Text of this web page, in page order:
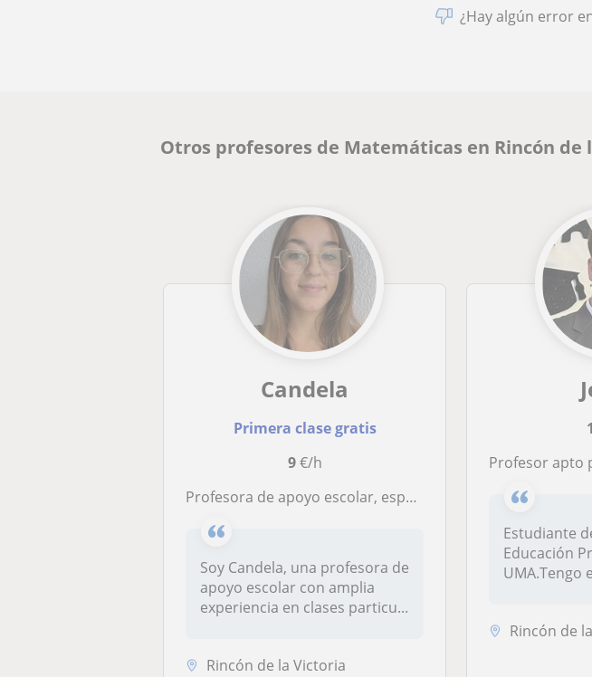
¿Hay algún error
Otros profesores de Matemáticas en Rincón
Candela
Primera clase gratis
9€/h
Profesora de apoyo escolar, especialmente clases presenciales para alumnos de primaria o de 1º o 2º de ESO
Soy Candela, una profesora de
apoyo escolar con amplia
experiencia en clases particu...
Rincón de la Victoria
Profesor apto para
Estudiante
Educación
UMA.Tengo
Rincón de